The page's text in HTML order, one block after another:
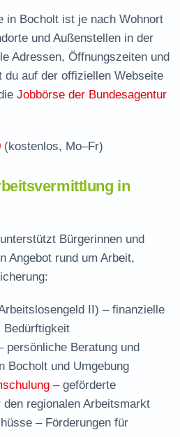
und Bürgergeld beantragen
– zuständige Stelle
und Jobbörse in Bocholt
ums Jobcenter
in Bocholt ist je nach Wohnort
und Außenstellen in der
Adressen, Öffnungszeiten und
du auf der offiziellen Webseite
Jobbörse der Bundesagentur
(kostenlos, Mo–Fr)
in
Bürgerinnen und
Angebot rund um Arbeit,
II) – finanzielle
Bedürftigkeit
persönliche Beratung und
Bocholt und Umgebung
– geförderte
regionalen Arbeitsmarkt
– Förderungen für